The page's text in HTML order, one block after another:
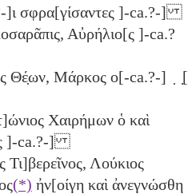
]ι σφρα[γίσαντες ]-ca.?-]
Αὐρήλιο[ς ]-ca.?
Θέ̣ων, Μάρκος ο[-ca.?-] ̣ ̣[
Χαιρήμων ὁ καὶ
]-ca.?-]
Λούκιος
(*) ἠν[οίγη καὶ ἀνεγνώσθη